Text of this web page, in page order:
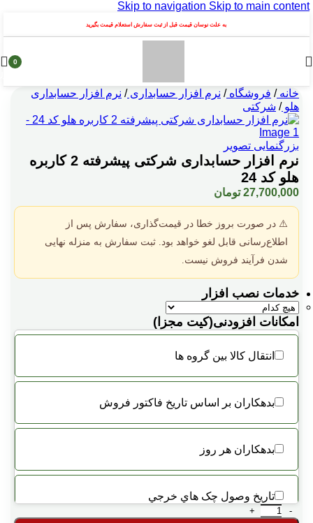
Skip to navigation Skip to main content
به علت نوسان قیمت قبل از ثبت سفارش استعلام قیمت بگیرید
0
خانه/ فروشگاه/ نرم افزار حسابداری/ نرم افزار حسابداری
هلو/ شرکتی
بزرگنمایی تصویر
نرم افزار حسابداری شرکتی پیشرفته 2 کاربره
هلو کد 24
27,700,000 تومان
⚠️ در صورت بروز خطا در قیمت‌گذاری، سفارش پس از
اطلاع‌رسانی قابل لغو خواهد بود. ثبت سفارش به منزله نهایی
شدن فرآیند فروش نیست.
خدمات نصب افزار
امکانات افزودنی(کیت مجزا)
انتقال کالا بين گروه ها
بدهكاران بر اساس تاريخ فاكتور فروش
بدهكاران هر روز
تاريخ وصول چک هاي خرجي
نرم افزار حسابداری شرکتی پیشرفته 2 کاربره هلو کد 24 عدد